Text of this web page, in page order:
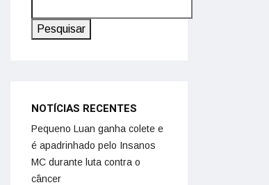
Pesquisar
NOTÍCIAS RECENTES
Pequeno Luan ganha colete e
é apadrinhado pelo Insanos
MC durante luta contra o
câncer